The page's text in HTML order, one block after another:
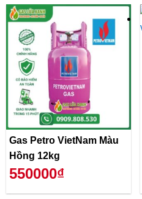
Gas Petro VietNam Màu
Hồng 12kg
550000₫